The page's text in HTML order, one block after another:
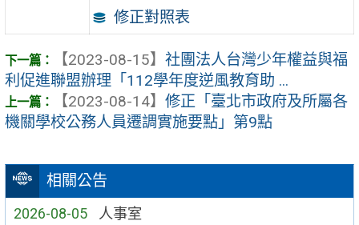
相關公告
2026-08-05 人事室
修正對照表
【2023-08-15】 社團法人台灣少年權益與福
利促進聯盟辦理「112學年度逆風教育助 ...
【2023-08-14】 修正「臺北市政府及所屬各
機關學校公務人員遷調實施要點」第9點